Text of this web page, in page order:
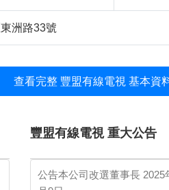
洲路33號
查看完整 豐盟有線電視 基本資
豐盟有線電視 重大公告
公告本公司改選董事長 2025